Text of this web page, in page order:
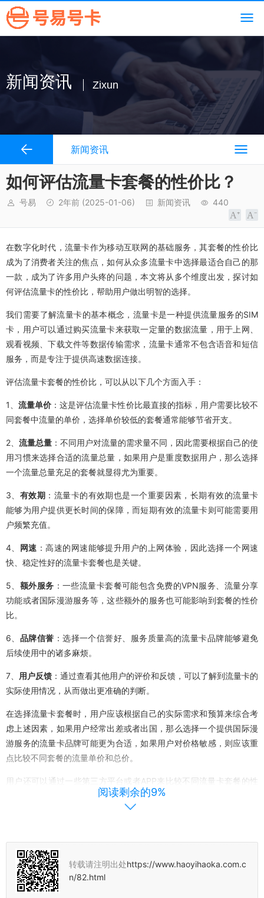
新闻资讯 Zixun
新闻资讯
如何评估流量卡套餐的性价比？
号易 2年前 (2025-01-06) 新闻资讯 440
在数字化时代，流量卡作为移动互联网的基础服务，其套餐的性价比
成为了消费者关注的焦点，如何从众多流量卡中选择最适合自己的那
一款，成为了许多用户头疼的问题，本文将从多个维度出发，探讨如
何评估流量卡的性价比，帮助用户做出明智的选择。
我们需要了解流量卡的基本概念，流量卡是一种提供流量服务的SIM
卡，用户可以通过购买流量卡来获取一定量的数据流量，用于上网、
观看视频、下载文件等数据传输需求，流量卡通常不包含语音和短信
服务，而是专注于提供高速数据连接。
评估流量卡套餐的性价比，可以从以下几个方面入手：
1、流量单价 ：这是评估流量卡性价比最直接的指标，用户需要比较不
同套餐中流量的单价，选择单价较低的套餐通常能够节省开支。
2、 流量总量 ：不同用户对流量的需求量不同，因此需要根据自己的使
用习惯来选择合适的流量总量，如果用户是重度数据用户，那么选择
一个流量总量充足的套餐就显得尤为重要。
3、 有效期 ：流量卡的有效期也是一个重要因素，长期有效的流量卡
能够为用户提供更长时间的保障，而短期有效的流量卡则可能需要用
户频繁充值。
4、 网速 ：高速的网速能够提升用户的上网体验，因此选择一个网速
快、稳定性好的流量卡套餐也是关键。
5、 额外服务 ：一些流量卡套餐可能包含免费的VPN服务、流量分享
功能或者国际漫游服务等，这些额外的服务也可能影响到套餐的性价
比。
6、 品牌信誉 ：选择一个信誉好、服务质量高的流量卡品牌能够避免
后续使用中的诸多麻烦。
7、 用户反馈 ：通过查看其他用户的评价和反馈，可以了解到流量卡的
实际使用情况，从而做出更准确的判断。
在选择流量卡套餐时，用户应该根据自己的实际需求和预算来综合考
虑上述因素，如果用户经常出差或者出国，那么选择一个提供国际漫
游服务的流量卡品牌可能更为合适，如果用户对价格敏感，则应该重
点比较不同套餐的流量单价和总价。
用户还可以通过一些第三方平台或者APP来比较不同流量卡套餐的性
价比，这些平台通常会提供实时的数据和用户评价，帮助用户做出更
己的实际情况来选择最适合自己的流量卡套餐，通过上述方法的指
导，相信用户能够更加轻松地找到高性价比的流量卡，提升自己的移
动互联网体验。
阅读剩余的9%
转载请注明出处https://www.haoyihaoka.com.c
n/82.html